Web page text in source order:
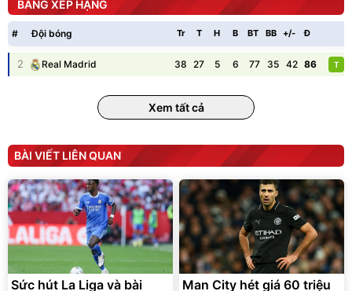
chống nóng giúp thoải mái
trong di chuyển
Đã bán nhiều
BẢNG XẾP HẠNG
# Đội bóng Tr T H B BT BB +/- Đ
2 Real Madrid 38 27 5 6 77 35 42 86 T
Xem tất cả
BÀI VIẾT LIÊN QUAN
Sức hút La Liga và bài
Man City hét giá 60 triệu